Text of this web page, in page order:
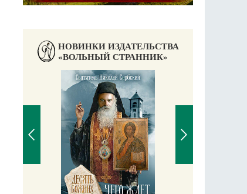
НОВИНКИ ИЗДАТЕЛЬСТВА
«ВОЛЬНЫЙ СТРАННИК»